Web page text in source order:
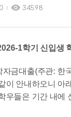
34598
1학기신입생
자금대출(주관: 한
이 안내하오니 아
우들은 기간 내에